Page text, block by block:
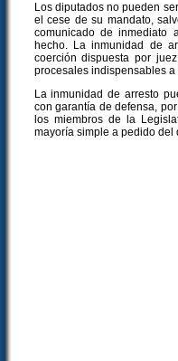
Los diputados no pueden
el cese de su mandato,
comunicado de inmediato
hecho. La inmunidad de
coerción dispuesta por
procesales indispensables a
La inmunidad de arresto
con garantía de defensa,
los miembros de la
mayoría simple a pedido del